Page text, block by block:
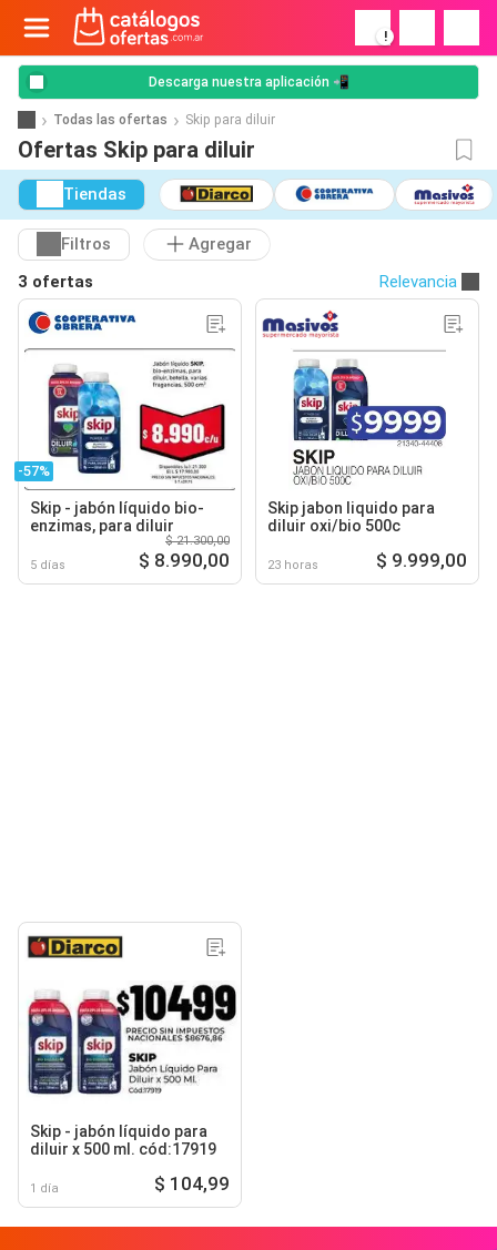
!
Descarga nuestra aplicación 📲
Todas las ofertas Skip para diluir
Ofertas Skip para diluir
Tiendas
Filtros
Agregar
3 ofertas
Relevancia
-57%
Skip - jabón líquido bio-
enzimas, para diluir
5 días
$ 21.300,00
$ 8.990,00
Skip jabon liquido para
diluir oxi/bio 500c
23 horas $ 9.999,00
Skip - jabón líquido para
diluir x 500 ml. cód:17919
1 día $ 104,99